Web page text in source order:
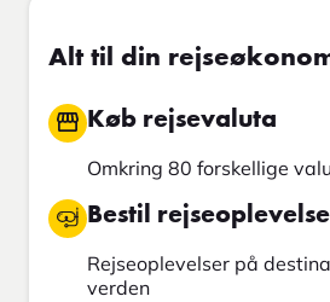
Alt til din
Køb rejsevaluta
Omkring 80 forskellige
Bestil
Rejseoplevelser på
verden